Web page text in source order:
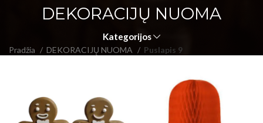
DEKORACIJŲ NUOMA
Kategorijos
Pradžia DEKORACIJŲ NUOMA Puslapis 9